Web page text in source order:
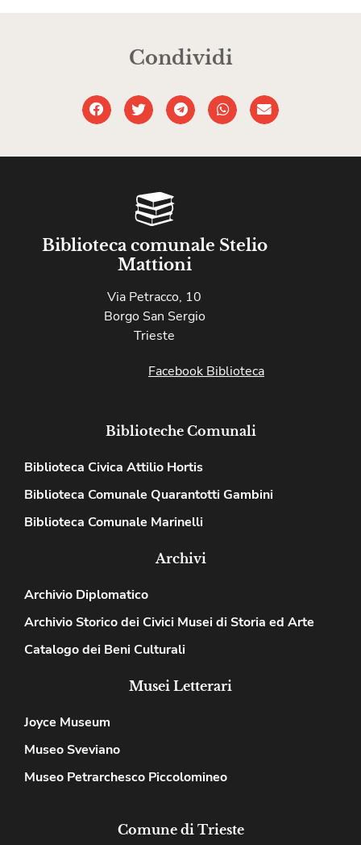
Condividi
Biblioteca comunale Stelio
Mattioni
Via Petracco, 10
Borgo San Sergio
Trieste
Facebook Biblioteca
Biblioteche Comunali
Biblioteca Civica Attilio Hortis
Biblioteca Comunale Quarantotti Gambini
Biblioteca Comunale Marinelli
Archivi
Archivio Diplomatico
Archivio Storico dei Civici Musei di Storia ed Arte
Catalogo dei Beni Culturali
Musei Letterari
Joyce Museum
Museo Sveviano
Museo Petrarchesco Piccolomineo
Comune di Trieste